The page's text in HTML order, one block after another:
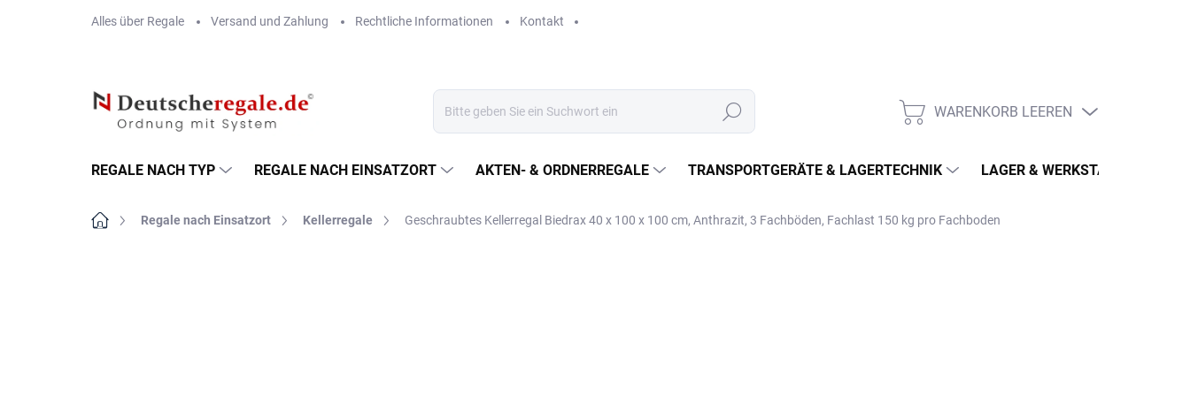
Alles über Regale Versand und Zahlung Rechtliche Informationen Kontakt
Suchen WARENKORB
WARENKORB LEEREN
REGALE NACH TYP REGALE NACH EINSATZORT AKTEN- & ORDNERREGALE TRANSPORTGERÄTE & LAGERTECHNIK LAGER & WERKSTATT
StartseiteRegale nach Einsatzort Kellerregale Geschraubtes Kellerregal Biedrax 40 x 100 x 100 cm, Anthrazit, 3 Fachböden, Fachlast 150 kg pro Fachboden